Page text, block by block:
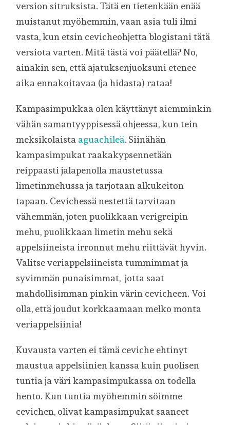
version sitruksista. Tätä en tietenkään enää
muistanut myöhemmin, vaan asia tuli ilmi
vasta, kun etsin cevicheohjetta blogistani tätä
versiota varten. Mitä tästä voi päätellä? No,
ainakin sen, että ajatuksenjuoksuni etenee
aika ennakoitavaa (ja hidasta) rataa!
Kampasimpukkaa olen käyttänyt aiemminkin
vähän samantyyppisessä ohjeessa, kun tein
meksikolaista aguachileä. Siinähän
kampasimpukat raakakypsennetään
reippaasti jalapenolla maustetussa
limetinmehussa ja tarjotaan alkukeiton
tapaan. Cevichessä nestettä tarvitaan
vähemmän, joten puolikkaan verigreipin
mehu, puolikkaan limetin mehu sekä
appelsiineista irronnut mehu riittävät hyvin.
Valitse veriappelsiineista tummimmat ja
syvimmän punaisimmat, jotta saat
mahdollisimman pinkin värin cevicheen. Voi
olla, että joudut korkkaamaan melko monta
veriappelsiinia!
Kuvausta varten ei tämä ceviche ehtinyt
maustua appelsiinien kanssa kuin puolisen
tuntia ja väri kampasimpukassa on todella
hento. Kun tuntia myöhemmin söimme
cevichen, olivat kampasimpukat saaneet